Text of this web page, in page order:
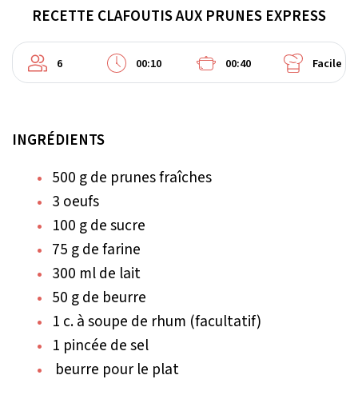
RECETTE CLAFOUTIS AUX PRUNES EXPRESS
6 00:10 00:40 Facile
INGRÉDIENTS
500 g de prunes fraîches
3 oeufs
100 g de sucre
75 g de farine
300 ml de lait
50 g de beurre
1 c. à soupe de rhum (facultatif)
1 pincée de sel
beurre pour le plat